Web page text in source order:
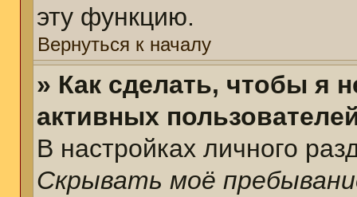
эту функцию.
Вернуться к началу
» Как сделать, чтобы я
активных
В настройках личного
Скрывать моё